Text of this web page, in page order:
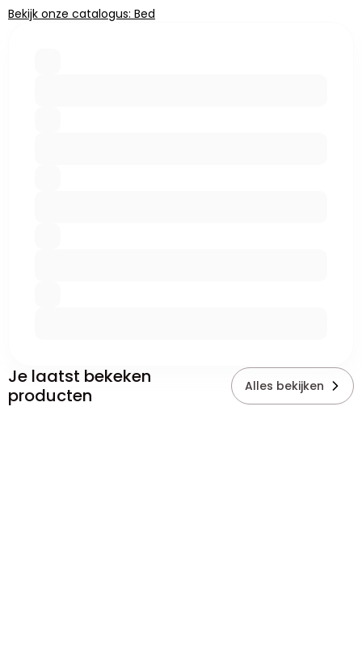
Bekijk onze catalogus: Bed
Je laatst bekeken
producten
Alles bekijken